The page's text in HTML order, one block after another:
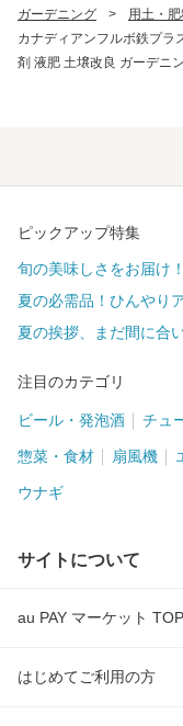
ガーデニング
> 用土・
カナディアンフルボ鉄プラ
剤 液肥 土壌改良 ガーデニ
ピックアップ特集
旬の美味しさをお届け
夏の必需品！ひんやり
夏の挨拶、まだ間に合
注目のカテゴリ
ビール・発泡酒 チュ
惣菜・食材 扇風機
ウナギ
サイトについて
au PAY マーケット TOP
はじめてご利用の方